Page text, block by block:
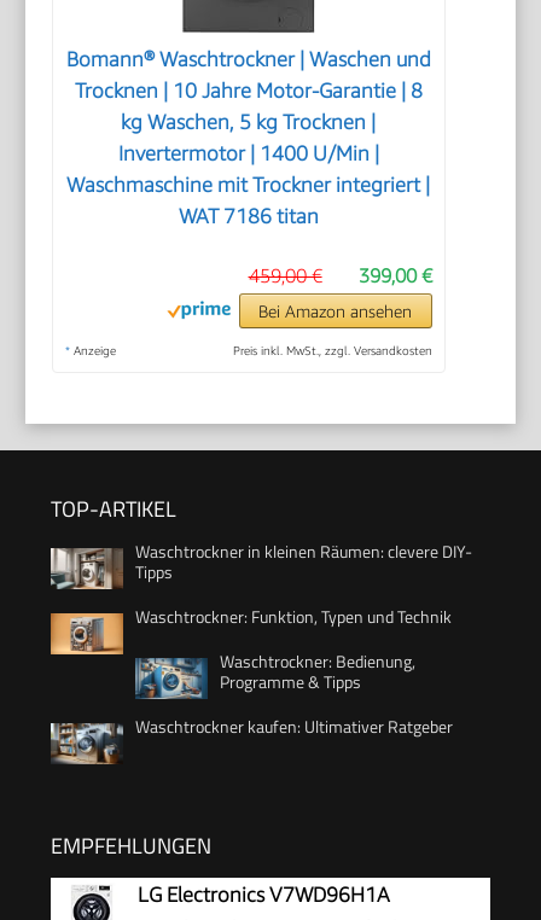
Bomann® Waschtrockner | Waschen und
Trocknen | 10 Jahre Motor-Garantie | 8
kg Waschen, 5 kg Trocknen |
Invertermotor | 1400 U/Min |
Waschmaschine mit Trockner integriert |
WAT 7186 titan
399,00 €
459,00 €
Bei Amazon ansehen
* Anzeige Preis inkl. MwSt., zzgl. Versandkosten
TOP-ARTIKEL
Waschtrockner in kleinen Räumen: clevere DIY-
Tipps
Waschtrockner: Funktion, Typen und Technik
Waschtrockner: Bedienung,
Programme & Tipps
Waschtrockner kaufen: Ultimativer Ratgeber
EMPFEHLUNGEN
LG Electronics V7WD96H1A